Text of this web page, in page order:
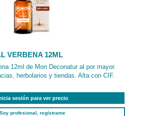
VERBENA 12ML
12ml de Mon Deconatur al por mayor.
herbolarios y tiendas. Alta con CIF.
sesión para ver precio
Soy profesional, regístrame